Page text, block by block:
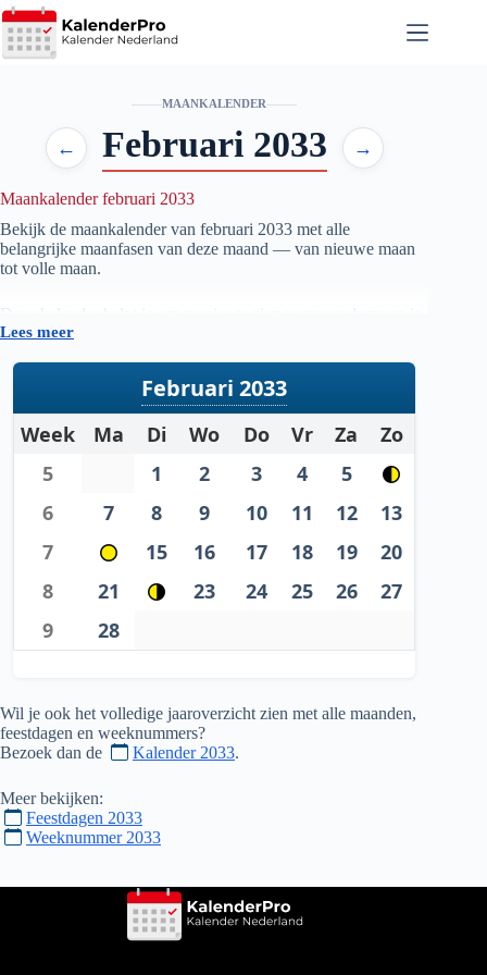
Ga
naar
de
MAANKALENDER
← Februari 2033 →
Maankalender februari 2033
Bekijk de maankalender van februari 2033 met alle
belangrijke maanfasen van deze maand — van nieuwe maan
tot volle maan.
Deze kalender helpt je om precies te zien wanneer de maan in
welke fase staat, handig voor iedereen die geïnteresseerd is in
weten wanneer de volgende volle maan zichtbaar is.
De gegevens worden automatisch bijgewerkt en zijn
gebaseerd op betrouwbare astronomische berekeningen. Zo
maand.
Lees meer
Februari 2033
Week Ma Di Wo Do Vr Za
Zo
5
1 2 3 4
5
6
7 8 9 10 11 12
13
7
15 16 17 18 19
20
8
21 23 24 25 26
27
9
28
Wil je ook het volledige jaaroverzicht zien met alle maanden,
feestdagen en weeknummers?
Bezoek dan de
Kalender 2033.
Meer bekijken:
Feestdagen 2033
Weeknummer 2033